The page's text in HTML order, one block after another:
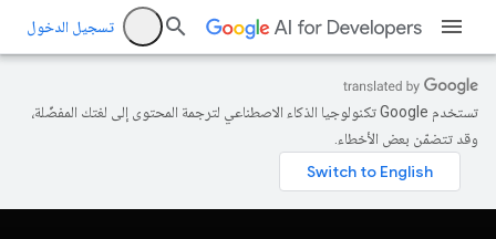
تسجيل الدخول
تستخدم Google تكنولوجيا الذكاء الاصطناعي لترجمة المحتوى إلى لغتك المفضّلة،
وقد تتضمّن بعض الأخطاء.